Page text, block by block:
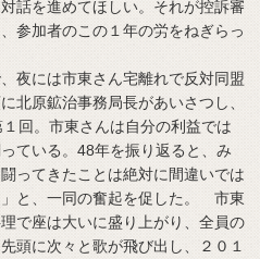
話を進めてほしい。それが控訴審
参加者のこの１年の労をねぎらっ
夜には市東さん宅離れで反対同盟
北原鉱治事務局長があいさつし、
回。市東さんは自分の利益では
ている。48年を振り返ると、み
ってきたことは絶対に間違いでは
と、一同の奮起を促した。 市東
で座は大いに盛り上がり、全員の
頭に次々と歌が飛び出し、２０１